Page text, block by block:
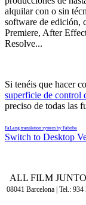
alquilar con o sin
software de edición,
Premiere, After
Resolve...
Si tenéis que hacer
superficie de control
preciso de todas las
FaLang translation system by Faboba
Switch to Desktop
ALL FILM
08041 Barcelona | Tel.: